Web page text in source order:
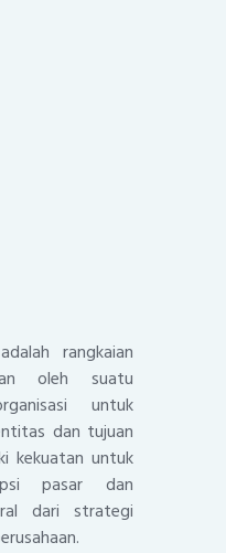
rangkaian
oleh suatu
untuk
dan tujuan
kekuatan untuk
pasar dan
dari strategi